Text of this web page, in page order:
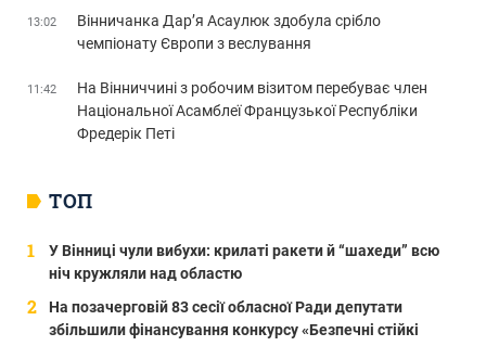
ТОП
У Вінниці чули вибухи: крилаті ракети й “шахеди” всю
ніч кружляли над областю
На позачерговій 83 сесії обласної Ради депутати
збільшили фінансування конкурсу «Безпечні стійкі
13:02
Вінничанка Дар’я Асаулюк здобула срібло
чемпіонату Європи з веслування
11:42
На Вінниччині з робочим візитом перебуває член
Національної Асамблеї Французької Республіки
Фредерік Петі